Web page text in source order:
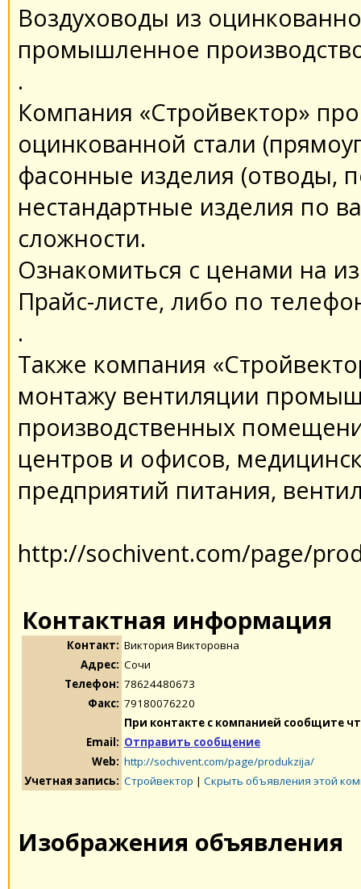
Воздуховоды из
промышленное
.
Компания «Стройвектор»
оцинкованной стали
фасонные изделия (отводы,
нестандартные изделия по
сложности.
Ознакомиться с ценами на
Прайс-листе, либо по
.
Также компания
монтажу вентиляции
производственных
центров и офисов,
предприятий питания,
http://sochivent.com/page/
Контактная информация
Контакт: Виктория Викторовна
Адрес: Сочи
Телефон: 78624480673
Факс: 79180076220
При контакте с компанией сообщите
Email: Отправить сообщение
Web: http://sochivent.com/page/produkzija/
Учетная запись: Стройвектор | Скрыть объявления этой
Изображения объявления